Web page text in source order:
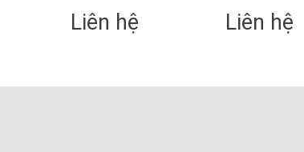
Liên hệ Liên hệ